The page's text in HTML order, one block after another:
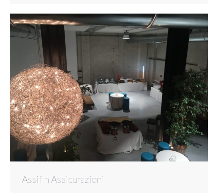
Assifin Assicurazioni